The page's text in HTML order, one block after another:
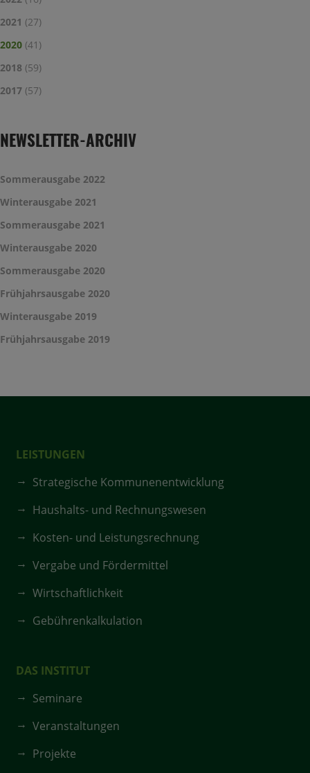
2021 (27)
2020 (41)
2018 (59)
2017 (57)
NEWSLETTER-ARCHIV
Sommerausgabe 2022
Winterausgabe 2021
Sommerausgabe 2021
Winterausgabe 2020
Sommerausgabe 2020
Frühjahrsausgabe 2020
Winterausgabe 2019
Frühjahrsausgabe 2019
LEISTUNGEN
Strategische Kommunenentwicklung
Haushalts- und Rechnungswesen
Kosten- und Leistungsrechnung
Vergabe und Fördermittel
Wirtschaftlichkeit
Gebührenkalkulation
DAS INSTITUT
Seminare
Veranstaltungen
Projekte